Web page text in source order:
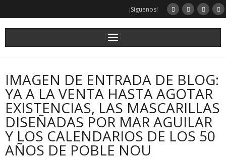
¡Síguenos!
IMAGEN DE ENTRADA DE BLOG:
YA A LA VENTA HASTA AGOTAR
EXISTENCIAS, LAS MASCARILLAS
DISEÑADAS POR MAR AGUILAR
Y LOS CALENDARIOS DE LOS 50
AÑOS DE POBLE NOU